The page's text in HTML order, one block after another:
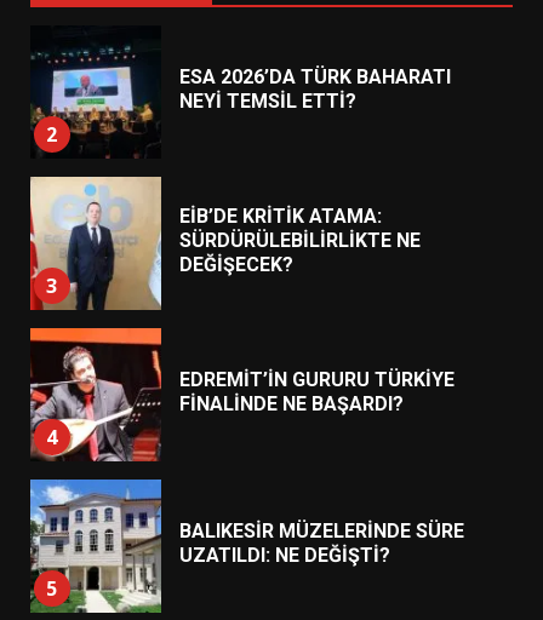
2
ESA 2026’DA TÜRK BAHARATI
NEYİ TEMSİL ETTİ?
3
EİB’DE KRİTİK ATAMA:
SÜRDÜRÜLEBİLİRLİKTE NE
DEĞİŞECEK?
4
EDREMİT’İN GURURU TÜRKİYE
FİNALİNDE NE BAŞARDI?
5
BALIKESİR MÜZELERİNDE SÜRE
UZATILDI: NE DEĞİŞTİ?